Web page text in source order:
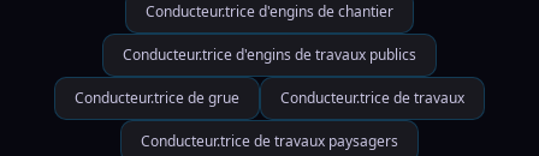
Conducteur.trice d'engins de chantier
Conducteur.trice d'engins de travaux publics
Conducteur.trice de grue Conducteur.trice de travaux
Conducteur.trice de travaux paysagers